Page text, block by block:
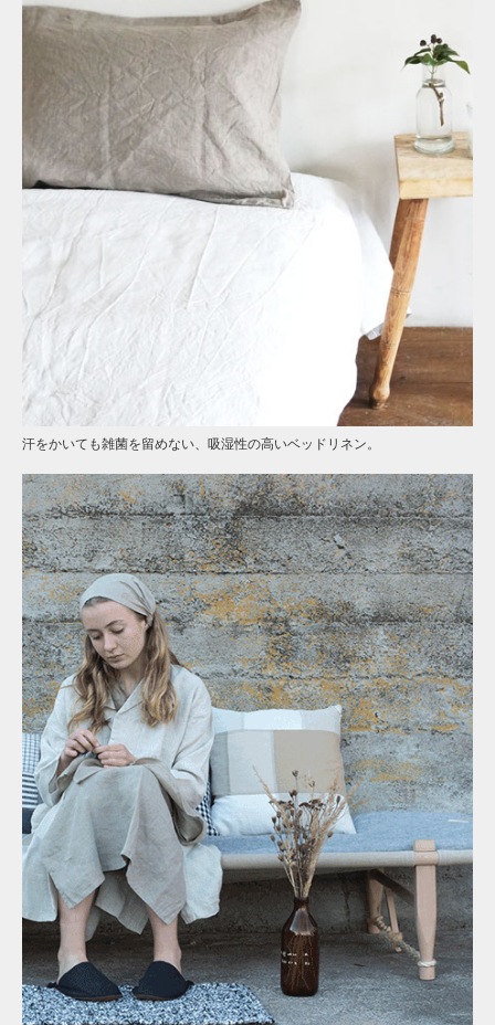
汗をかいても雑菌を留めない、吸湿性の高いベッドリネン。